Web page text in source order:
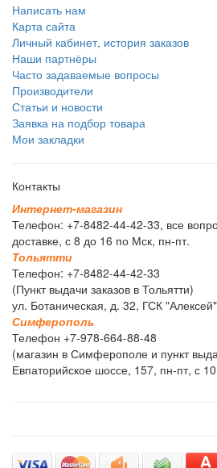
Написать нам
Карта сайта
Личный кабинет, история заказов
Наши партнёры
Часто задаваемые вопросы
Производители
Статьи и новости
Заявка на подбор товара
Мои закладки
Контакты
Интернет-магазин
Телефон: +7-8482-44-42-33, все
доставке, с 8 до 16 по Мск, пн-пт.
Тольятти
Телефон: +7-8482-44-42-33
(Пункт выдачи заказов в Тольятти)
ул. Ботаническая, д. 32, ГСК
Симферополь
Телефон +7-978-664-88-48
(магазин в Симферополе и пункт
Евпаторийское шоссе, 157, пн-пт, с